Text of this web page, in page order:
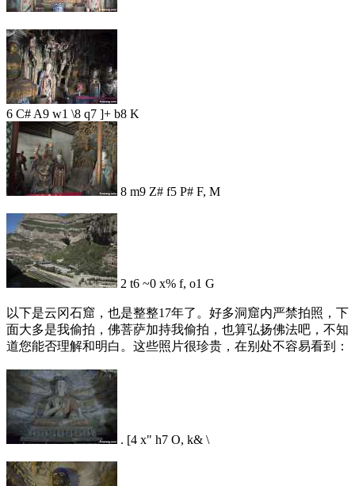
6 C# A9 w1 \8 q7 ]+ b8 K
8 m9 Z# f5 P# F, M
2 t6 ~0 x% f, o1 G
以下是云冈石窟，也是整整17年了。好多洞窟内严禁拍照，下
面大多是我偷拍，佛菩萨加持我偷拍，也算弘扬佛法吧，不知
道您能否理解和明白。这些照片很珍贵，在别处不容易看到：
. [4 x" h7 O, k& \